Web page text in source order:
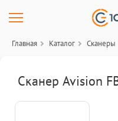
Главная Каталог Сканеры
Сканер Avision